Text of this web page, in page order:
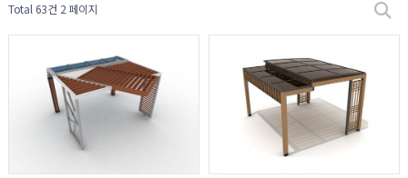
Total 63건 2 페이지